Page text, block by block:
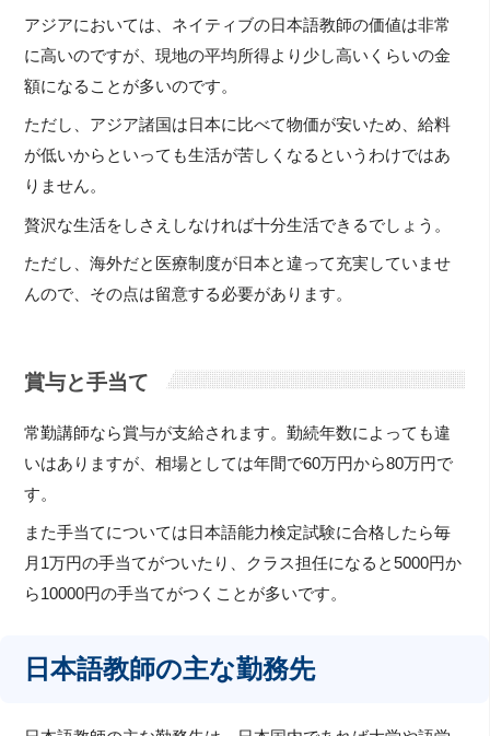
アジアにおいては、ネイティブの日本語教師の価値は非常
に高いのですが、現地の平均所得より少し高いくらいの金
額になることが多いのです。
ただし、アジア諸国は日本に比べて物価が安いため、給料
が低いからといっても生活が苦しくなるというわけではあ
りません。
贅沢な生活をしさえしなければ十分生活できるでしょう。
ただし、海外だと医療制度が日本と違って充実していませ
んので、その点は留意する必要があります。
賞与と手当て
常勤講師なら賞与が支給されます。勤続年数によっても違
いはありますが、相場としては年間で60万円から80万円で
す。
また手当てについては日本語能力検定試験に合格したら毎
月1万円の手当てがついたり、クラス担任になると5000円か
ら10000円の手当てがつくことが多いです。
日本語教師の主な勤務先